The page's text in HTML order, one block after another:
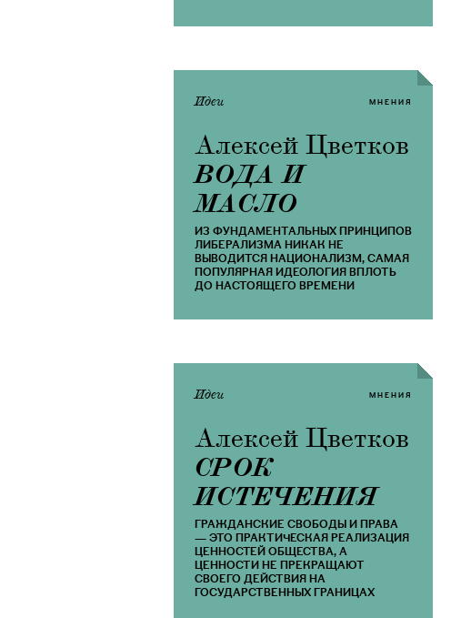
МНЕНИЯ
Идеи
Алексей Цветков
ВОДА И
МАСЛО
ИЗ ФУНДАМЕНТАЛЬНЫХ ПРИНЦИПОВ
ЛИБЕРАЛИЗМА НИКАК НЕ
ВЫВОДИТСЯ НАЦИОНАЛИЗМ, САМАЯ
ПОПУЛЯРНАЯ ИДЕОЛОГИЯ ВПЛОТЬ
ДО НАСТОЯЩЕГО ВРЕМЕНИ
МНЕНИЯ
Идеи
Алексей Цветков
СРОК
ИСТЕЧЕНИЯ
ГРАЖДАНСКИЕ СВОБОДЫ И ПРАВА
— ЭТО ПРАКТИЧЕСКАЯ РЕАЛИЗАЦИЯ
ЦЕННОСТЕЙ ОБЩЕСТВА, А
ЦЕННОСТИ НЕ ПРЕКРАЩАЮТ
СВОЕГО ДЕЙСТВИЯ НА
ГОСУДАРСТВЕННЫХ ГРАНИЦАХ